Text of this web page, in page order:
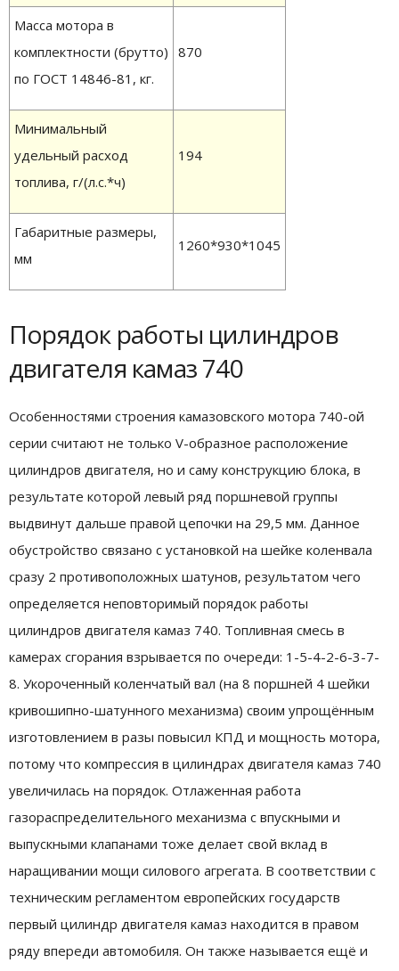
Масса мотора в
комплектности (брутто)
по ГОСТ 14846-81, кг.
870
Минимальный
удельный расход
топлива, г/(л.с.*ч)
194
Габаритные размеры,
мм
1260*930*1045
Порядок работы цилиндров
двигателя камаз 740
Особенностями строения камазовского мотора 740-ой
серии считают не только V-образное расположение
цилиндров двигателя, но и саму конструкцию блока, в
результате которой левый ряд поршневой группы
выдвинут дальше правой цепочки на 29,5 мм. Данное
обустройство связано с установкой на шейке коленвала
сразу 2 противоположных шатунов, результатом чего
определяется неповторимый порядок работы
цилиндров двигателя камаз 740. Топливная смесь в
камерах сгорания взрывается по очереди: 1-5-4-2-6-3-7-
8. Укороченный коленчатый вал (на 8 поршней 4 шейки
кривошипно-шатунного механизма) своим упрощённым
изготовлением в разы повысил КПД и мощность мотора,
потому что компрессия в цилиндрах двигателя камаз 740
увеличилась на порядок. Отлаженная работа
газораспределительного механизма с впускными и
выпускными клапанами тоже делает свой вклад в
наращивании мощи силового агрегата. В соответствии с
техническим регламентом европейских государств
первый цилиндр двигателя камаз находится в правом
ряду впереди автомобиля. Он также называется ещё и